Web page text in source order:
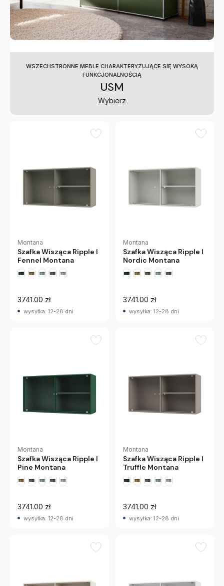
WSZECHSTRONNE MEBLE CHARAKTERYZUJĄCE SIĘ WYSOKĄ
FUNKCJONALNOŚCIĄ
USM
Wybierz
Montana
Szafka Wisząca Ripple I
Fennel Montana
3741.00 zł
wysyłka: 12-28 dni
Montana
Szafka Wisząca Ripple I
Nordic Montana
3741.00 zł
wysyłka: 12-28 dni
Montana
Szafka Wisząca Ripple I
Pine Montana
3741.00 zł
wysyłka: 12-28 dni
Montana
Szafka Wisząca Ripple I
Truffle Montana
3741.00 zł
wysyłka: 12-28 dni